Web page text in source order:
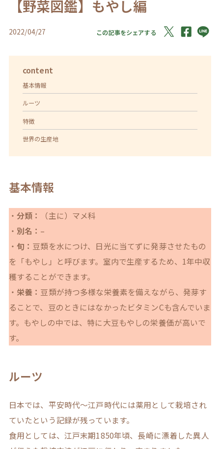
【野菜図鑑】もやし編
2022/04/27 この記事をシェアする
content
基本情報
ルーツ
特徴
世界の生産地
基本情報
・分類：
（主に）マメ科
・ 別名： –
・旬： 豆類を水につけ、日光に当てずに発芽させたもの
を「もやし」と呼びます。室内で生産するため、1年中収
穫することができます。
・ 栄養： 豆類が持つ多様な栄養素を備えながら、発芽す
ることで、豆のときにはなかったビタミンCも含んでいま
す。もやしの中では、特に大豆もやしの栄養価が高いで
す。
ルーツ
日本では、平安時代～江戸時代には薬用として栽培され
ていたという記録が残っています。
食用としては、江戸末期1850年頃、長崎に漂着した異人